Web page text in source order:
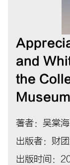
and
the
Museum
著者：吴棠海
出版者：财
出版时间：